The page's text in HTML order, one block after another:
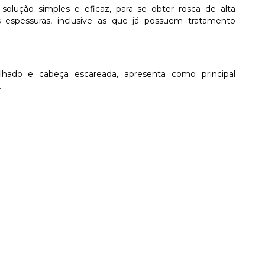
simples e eficaz, para se obter rosca de alta
inclusive as que já possuem tratamento
e cabeça escareada, apresenta como principal